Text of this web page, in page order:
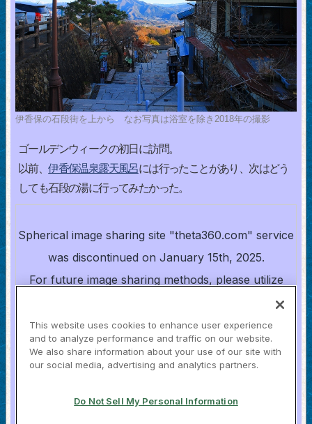
伊香保の石段街を上から なお写真は浴室を除き2018年の撮影
ゴールデンウィークの初日に訪問。
以前、伊香保温泉露天風呂には行ったことがあり、次はどう
しても石段の湯に行ってみたかった。